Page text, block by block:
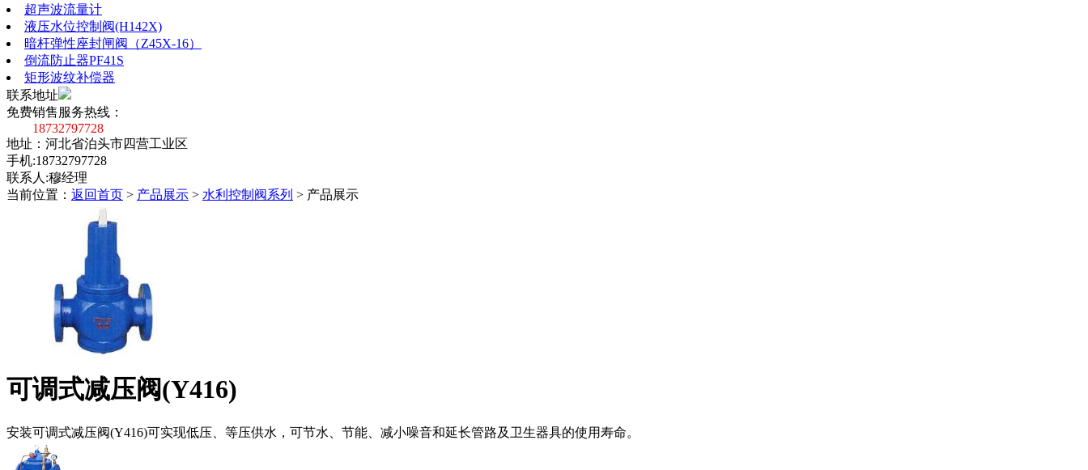
超声波流量计
液压水位控制阀(H142X)
暗杆弹性座封闸阀（Z45X-16）
倒流防止器PF41S
矩形波纹补偿器
联系地址
免费销售服务热线：
18732797728
地址：河北省泊头市四营工业区
手机:18732797728
联系人:穆经理
当前位置： 返回首页 > 产品展示 > 水利控制阀系列 > 产品展示
可调式减压阀(Y416)
安装可调式减压阀(Y416)可实现低压、等压供水，可节水、节能、减小噪音和延长管路及卫生器具的使用寿命。